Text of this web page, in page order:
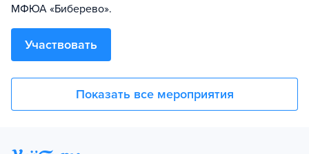
МФЮА «Биберево».
Участвовать
Показать все мероприятия